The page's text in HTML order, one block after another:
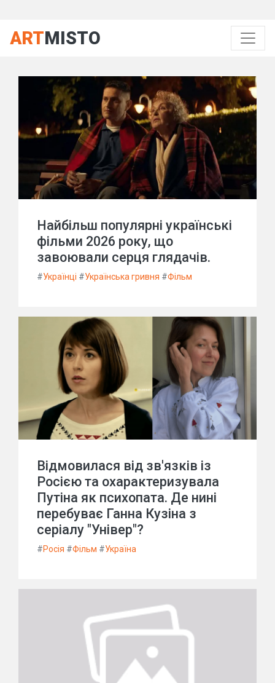
ARTMISTO
Найбільш популярні українські
фільми 2026 року, що
завоювали серця глядачів.
#Українці #Українська гривня #Фільм
Відмовилася від зв'язків із
Росією та охарактеризувала
Путіна як психопата. Де нині
перебуває Ганна Кузіна з
серіалу "Універ"?
#Росія #Фільм #Україна